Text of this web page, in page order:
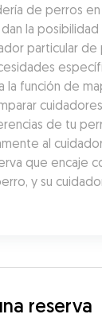
de perros en
la
particular
la función de
de tu
al
que encaje
y su
reserva